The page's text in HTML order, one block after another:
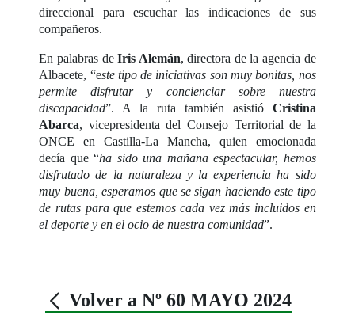
direccional para escuchar las indicaciones de sus
compañeros.
En palabras deIris Alemán, directora de la agencia de
Albacete, “este tipo de iniciativas son muy bonitas, nos
permite disfrutar y concienciar sobre nuestra
discapacidad”. A la ruta también asistió Cristina
Abarca, vicepresidenta del Consejo Territorial de la
ONCE en Castilla-La Mancha, quien emocionada
decía que “ha sido una mañana espectacular, hemos
disfrutado de la naturaleza y la experiencia ha sido
muy buena, esperamos que se sigan haciendo este tipo
de rutas para que estemos cada vez más incluidos en
el deporte y en el ocio de nuestra comunidad”.
Volver a Nº 60 MAYO 2024